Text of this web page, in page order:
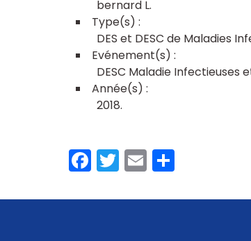
bernard L
DES et DESC de Maladies
DESC Maladie Infectieuses
2018
Facebook
Twitter
Email